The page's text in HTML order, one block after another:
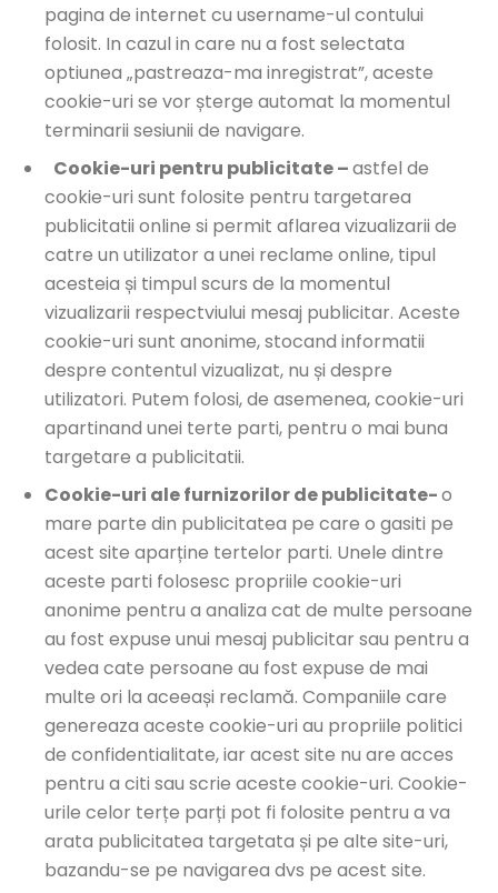
pagina de internet cu username-ul contului
folosit. In cazul in care nu a fost selectata
optiunea „pastreaza-ma inregistrat”, aceste
cookie-uri se vor șterge automat la momentul
terminarii sesiunii de navigare.
Cookie-uri pentru publicitate –astfel de
cookie-uri sunt folosite pentru targetarea
publicitatii online si permit aflarea vizualizarii de
catre un utilizator a unei reclame online, tipul
acesteia și timpul scurs de la momentul
vizualizarii respectviului mesaj publicitar. Aceste
cookie-uri sunt anonime, stocand informatii
despre contentul vizualizat, nu și despre
utilizatori. Putem folosi, de asemenea, cookie-uri
apartinand unei terte parti, pentru o mai buna
targetare a publicitatii.
Cookie-uri ale furnizorilor de publicitate-o
mare parte din publicitatea pe care o gasiti pe
acest site aparține tertelor parti. Unele dintre
aceste parti folosesc propriile cookie-uri
anonime pentru a analiza cat de multe persoane
au fost expuse unui mesaj publicitar sau pentru a
vedea cate persoane au fost expuse de mai
multe ori la aceeași reclamă. Companiile care
genereaza aceste cookie-uri au propriile politici
de confidentialitate, iar acest site nu are acces
pentru a citi sau scrie aceste cookie-uri. Cookie-
urile celor terțe parți pot fi folosite pentru a va
arata publicitatea targetata și pe alte site-uri,
bazandu-se pe navigarea dvs pe acest site.